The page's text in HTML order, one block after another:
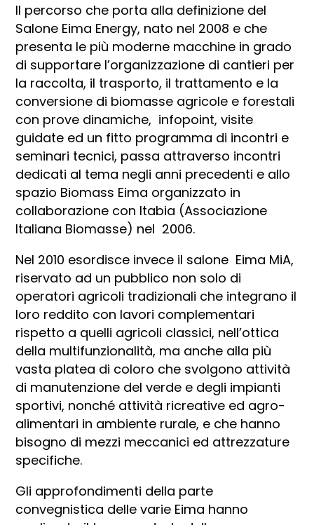
Il percorso che porta alla definizione del
Salone Eima Energy, nato nel 2008 e che
presenta le più moderne macchine in grado
di supportare l’organizzazione di cantieri per
la raccolta, il trasporto, il trattamento e la
conversione di biomasse agricole e forestali
con prove dinamiche, infopoint, visite
guidate ed un fitto programma di incontri e
seminari tecnici, passa attraverso incontri
dedicati al tema negli anni precedenti e allo
spazio Biomass Eima organizzato in
collaborazione con Itabia (Associazione
Italiana Biomasse) nel 2006.
Nel 2010 esordisce invece il salone Eima MiA,
riservato ad un pubblico non solo di
operatori agricoli tradizionali che integrano il
loro reddito con lavori complementari
rispetto a quelli agricoli classici, nell’ottica
della multifunzionalità, ma anche alla più
vasta platea di coloro che svolgono attività
di manutenzione del verde e degli impianti
sportivi, nonché attività ricreative ed agro-
alimentari in ambiente rurale, e che hanno
bisogno di mezzi meccanici ed attrezzature
specifiche.
Gli approfondimenti della parte
convegnistica delle varie Eima hanno